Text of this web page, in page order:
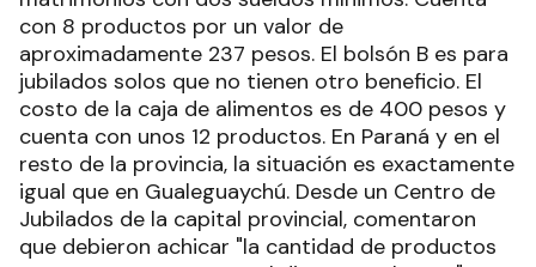
con 8 productos por un valor de
aproximadamente 237 pesos. El bolsón B es para
jubilados solos que no tienen otro beneficio. El
costo de la caja de alimentos es de 400 pesos y
cuenta con unos 12 productos. En Paraná y en el
resto de la provincia, la situación es exactamente
igual que en Gualeguaychú. Desde un Centro de
Jubilados de la capital provincial, comentaron
que debieron achicar "la cantidad de productos